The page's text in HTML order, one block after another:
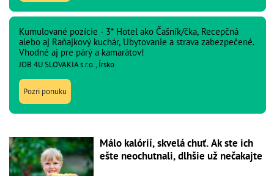
Kumulované pozície - 3* Hotel ako Čašník/čka, Recepčná
alebo aj Raňajkový kuchár, Ubytovanie a strava zabezpečené.
Vhodné aj pre párý a kamarátov!
JOB 4U SLOVAKIA s.r.o., Írsko
Pozri ponuku
Málo kalórií, skvelá chuť. Ak ste ich
ešte neochutnali, dlhšie už nečakajte